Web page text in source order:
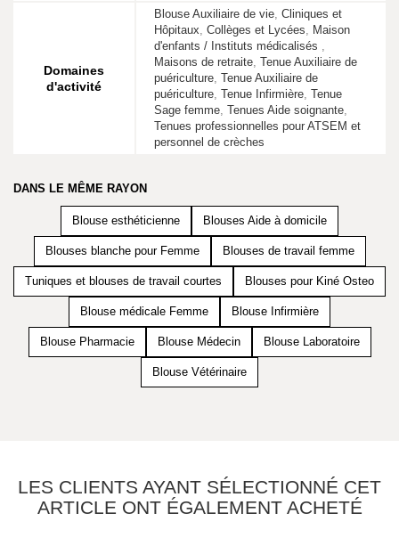
Domaines
d'activité
Blouse Auxiliaire de vie, Cliniques et
Hôpitaux, Collèges et Lycées, Maison
d'enfants / Instituts médicalisés ,
Maisons de retraite, Tenue Auxiliaire de
puériculture, Tenue Auxiliaire de
puériculture, Tenue Infirmière, Tenue
Sage femme, Tenues Aide soignante,
Tenues professionnelles pour ATSEM et
personnel de crèches
DANS LE MÊME RAYON
Blouse esthéticienne Blouses Aide à domicile
Blouses blanche pour Femme Blouses de travail femme
Tuniques et blouses de travail courtes Blouses pour Kiné Osteo
Blouse médicale Femme Blouse Infirmière
Blouse Pharmacie Blouse Médecin Blouse Laboratoire
Blouse Vétérinaire
LES CLIENTS AYANT SÉLECTIONNÉ CET
ARTICLE ONT ÉGALEMENT ACHETÉ